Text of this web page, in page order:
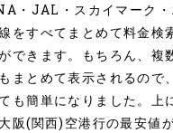
・JAL・スカイマーク・
をすべてまとめて料金検
できます。もちろん、複
まとめて表示されるので
も簡単になりました。上
阪(関西)空港行の最安値